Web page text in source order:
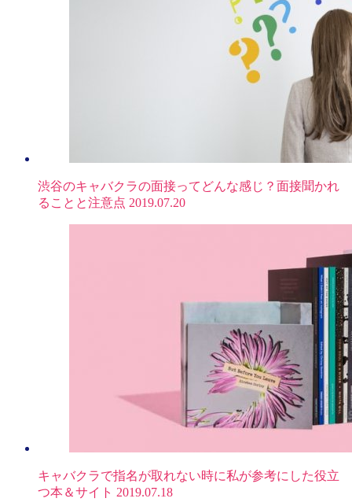
渋谷のキャバクラの面接ってどんな感じ？面接聞かれ
ることと注意点 2019.07.20
キャバクラで指名が取れない時に私が参考にした役立
つ本＆サイト 2019.07.18